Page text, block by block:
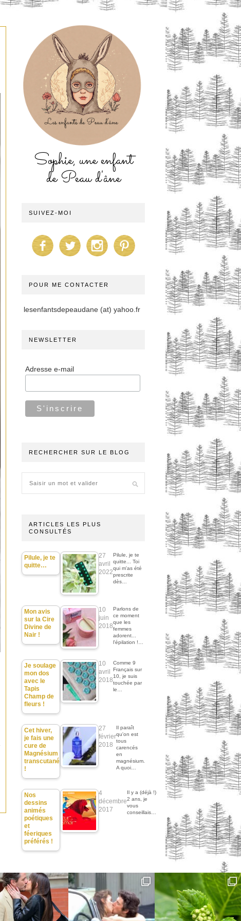
Sophie, une enfant
de Peau d'âne
SUIVEZ-MOI
POUR ME CONTACTER
lesenfantsdepeaudane (at) yahoo.fr
NEWSLETTER
Adresse e-mail
RECHERCHER SUR LE BLOG
ARTICLES LES PLUS
CONSULTÉS
Pilule, je te
quitte…
27
avril
2022
Pilule, je te
quitte... Toi
qui m'as été
prescrite
dès…
Mon avis
sur la Cire
Divine de
Nair !
10
juin
2018
Parlons de
ce moment
que les
femmes
adorent...
l'épilation !…
Je soulage
mon dos
avec le
Tapis
Champ de
fleurs !
10
avril
2018
Comme 9
Français sur
10, je suis
touchée par
le…
Cet hiver,
je fais une
cure de
Magnésium
transcutané
!
27
février
2018
Il paraît
qu'on est
tous
carencés
en
magnésium.
A quoi…
Nos
dessins
animés
poétiques
et
féeriques
préférés !
4
décembre
2017
Il y a (déjà !)
2 ans, je
vous
conseillais…